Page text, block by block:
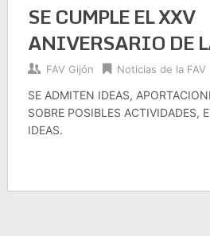
SE CUMPLE EL XXV
ANIVERSARIO DE
FAV Gijón Noticias de la FAV
SE ADMITEN IDEAS,
SOBRE POSIBLES ACTIVIDADES,
IDEAS.